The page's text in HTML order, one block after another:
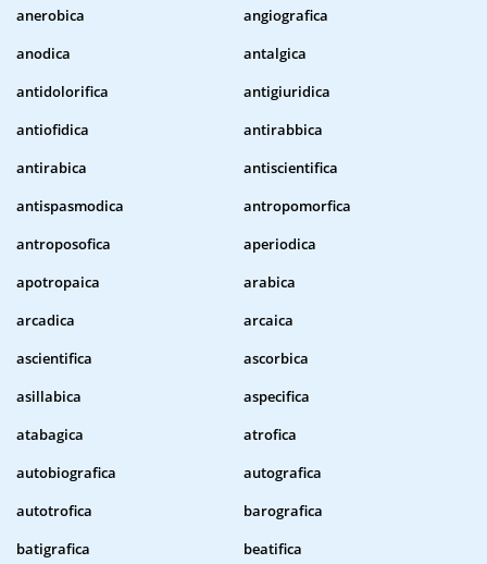
anerobica
angiografica
anodica
antalgica
antidolorifica
antigiuridica
antiofidica
antirabbica
antirabica
antiscientifica
antispasmodica
antropomorfica
antroposofica
aperiodica
apotropaica
arabica
arcadica
arcaica
ascientifica
ascorbica
asillabica
aspecifica
atabagica
atrofica
autobiografica
autografica
autotrofica
barografica
batigrafica
beatifica